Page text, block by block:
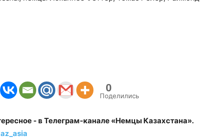
0
Поделились
- в Телеграм-канале «Немцы Казахстана».